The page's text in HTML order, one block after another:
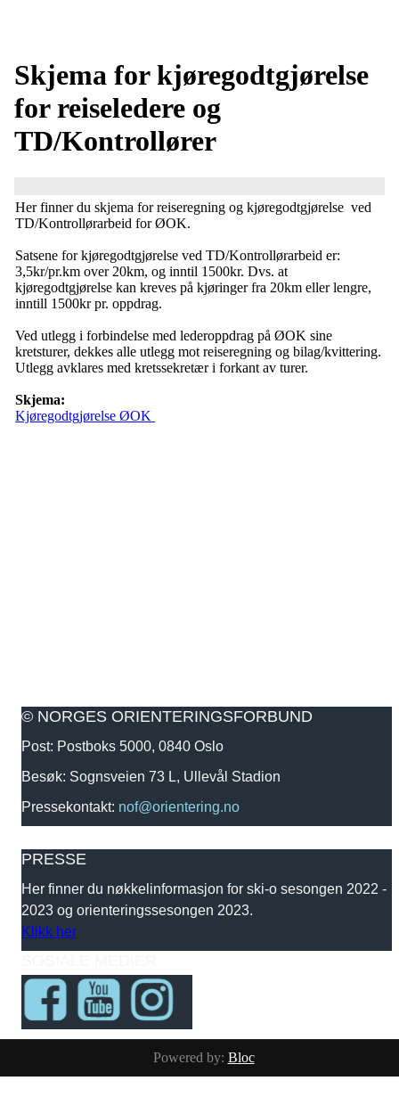
Skjema for kjøregodtgjørelse
for reiseledere og
TD/Kontrollører
Her finner du skjema for reiseregning og kjøregodtgjørelse ved
TD/Kontrollørarbeid for ØOK.
Satsene for kjøregodtgjørelse ved TD/Kontrollørarbeid er:
3,5kr/pr.km over 20km, og inntil 1500kr. Dvs. at
kjøregodtgjørelse kan kreves på kjøringer fra 20km eller lengre,
inntill 1500kr pr. oppdrag.
Ved utlegg i forbindelse med lederoppdrag på ØOK sine
kretsturer, dekkes alle utlegg mot reiseregning og bilag/kvittering.
Utlegg avklares med kretssekretær i forkant av turer.
Skjema:
Kjøregodtgjørelse ØOK
© NORGES ORIENTERINGSFORBUND
Post: Postboks 5000, 0840 Oslo
Besøk: Sognsveien 73 L, Ullevål Stadion
Pressekontakt: nof@orientering.no
PRESSE
Her finner du nøkkelinformasjon for ski-o sesongen 2022 -
2023 og orienteringssesongen 2023.
Klikk her
Powered by: Bloc